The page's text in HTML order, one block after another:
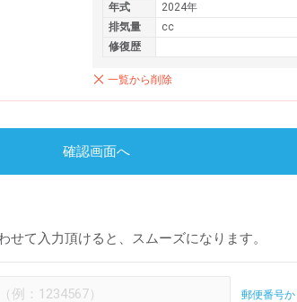
年式
2024年
排気量
cc
修復歴
一覧から削除
確認画面へ
て入力頂けると、スムーズになります。
郵便番号